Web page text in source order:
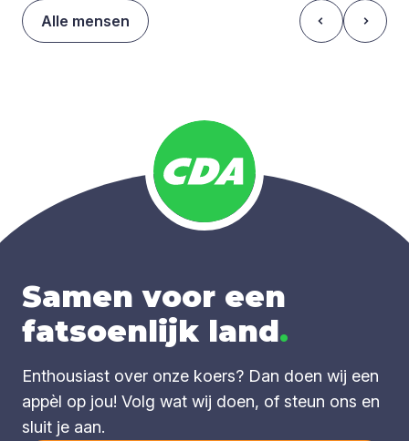
Alle mensen
Samen voor een
fatsoenlijk land.
Enthousiast over onze koers? Dan doen wij een
appèl op jou! Volg wat wij doen, of steun ons en
sluit je aan.